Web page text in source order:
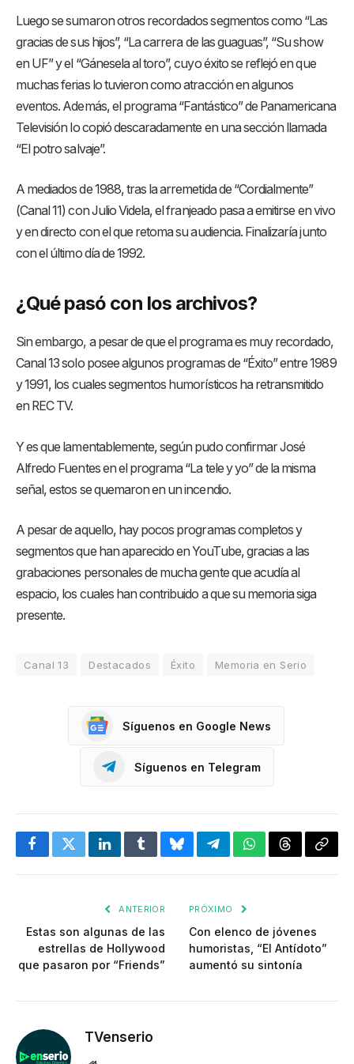
Luego se sumaron otros recordados segmentos como “Las
gracias de sus hijos”, “La carrera de las guaguas”, “Su show
en UF” y el “Gánesela al toro”, cuyo éxito se reflejó en que
muchas ferias lo tuvieron como atracción en algunos
eventos. Además, el programa “Fantástico” de Panamericana
Televisión lo copió descaradamente en una sección llamada
“El potro salvaje”.
A mediados de 1988, tras la arremetida de “Cordialmente”
(Canal 11) con Julio Videla, el franjeado pasa a emitirse en vivo
y en directo con el que retoma su audiencia. Finalizaría junto
con el último día de 1992.
¿Qué pasó con los archivos?
Sin embargo, a pesar de que el programa es muy recordado,
Canal 13 solo posee algunos programas de “Éxito” entre 1989
y 1991, los cuales segmentos humorísticos ha retransmitido
en REC TV.
Y es que lamentablemente, según pudo confirmar José
Alfredo Fuentes en el programa “La tele y yo” de la misma
señal, estos se quemaron en un incendio.
A pesar de aquello, hay pocos programas completos y
segmentos que han aparecido en YouTube, gracias a las
grabaciones personales de mucha gente que acudía al
espacio, los cuales han contribuido a que su memoria siga
presente.
Canal 13 Destacados Éxito Memoria en Serio
Síguenos en Google News
Síguenos en Telegram
FacebookTwitterLinkedInTumblrBlueskyTelegramWhatsApp
Threads
ANTERIOR
Estas son algunas de las
estrellas de Hollywood
que pasaron por “Friends”
PRÓXIMO
Con elenco de jóvenes
humoristas, “El Antídoto”
aumentó su sintonía
TVenserio